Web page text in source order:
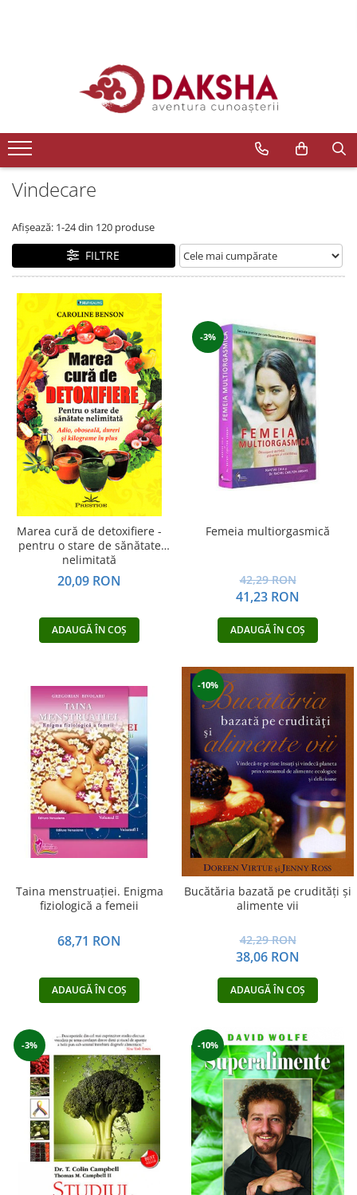
Editura Daksha
Seria Radu Cinamar
Seria Anton Parks
Seria David Icke
Seria Immanuel Velikovsky
Spiritualitate
Extratereștrii
Transformare spirituală
Psihologie
Dezvoltare personală
Astrologie
Știință
Seria Montauk
Mistere
Seria Chico Xavier
Seria Helena Blavatsky
Oracole
Sănătate
Viata după moarte
Creștinism
Vindecare
Povestiri
Relații de cuplu
Erotism
Psihologie practică
Sexualitate
Seria Masaru Emoto
Vindecare spirituală
Viaţa de după moarte
Supă de pui pentru suflet
Yoga
Oracol
Spiritualitate şi ştiinţă
Fără categorie
Cunoaștere
Vindecare
Afișează: 1-24din 120 produse
FILTRE
Marea cură de detoxifiere -
pentru o stare de sănătate
nelimitată
20,09 RON
ADAUGĂ ÎN COȘ
-3%
Femeia multiorgasmică
42,29 RON
41,23 RON
ADAUGĂ ÎN COȘ
Taina menstruației. Enigma
fiziologică a femeii
68,71 RON
ADAUGĂ ÎN COȘ
-10%
Bucătăria bazată pe crudităţi şi
alimente vii
42,29 RON
38,06 RON
ADAUGĂ ÎN COȘ
-3% -10%